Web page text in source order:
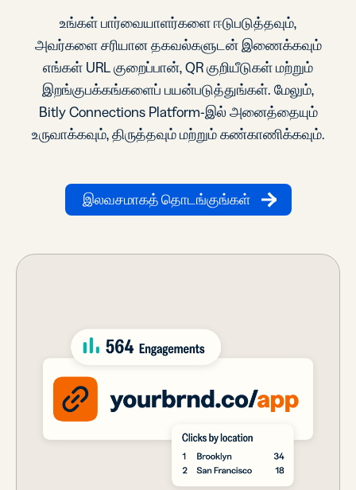
உங்கள் பார்வையாளர்களை ஈடுபடுத்தவும்,
அவர்களை சரியான தகவல்களுடன் இணைக்கவும்
எங்கள் URL குறைப்பான், QR குறியீடுகள் மற்றும்
இறங்குபக்கங்களைப் பயன்படுத்துங்கள். மேலும்,
Bitly Connections Platform-இல் அனைத்தையும்
உருவாக்கவும், திருத்தவும் மற்றும் கண்காணிக்கவும்.
இலவசமாகத் தொடங்குங்கள்